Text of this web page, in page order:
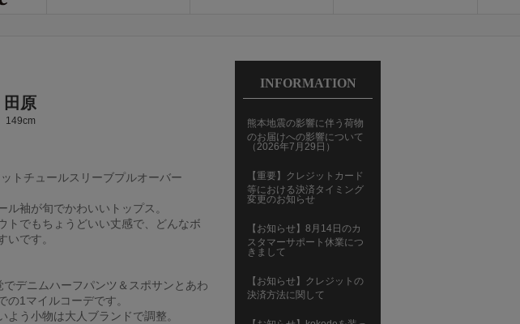
田原
149cm
トチュールスリーブプルオーバー
ル袖が旬でかわいいトップス。
トでもちょうどいい丈感で、どんなボ
いです。
デニムハーフパンツ＆スポサンとあわ
の1マイルコーデです。
よう小物は大人ブランドで調整。
INFORMATION
熊本地震の影響に伴う荷物
のお届けへの影響について
（2026年7月29日）
【重要】クレジットカード
等における決済タイミング
変更のお知らせ
【お知らせ】8月14日のカ
スタマーサポート休業につ
きまして
【お知らせ】クレジットの
決済方法に関して